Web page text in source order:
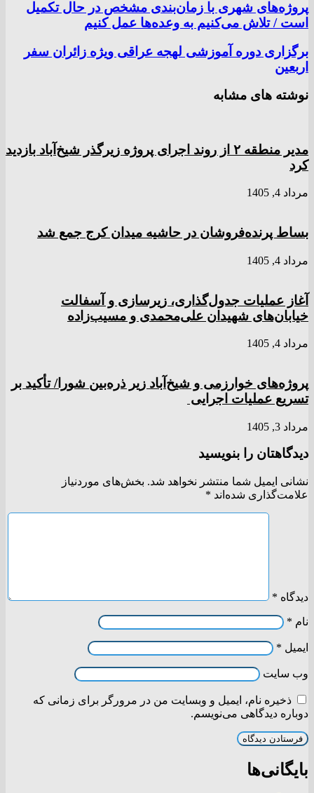
پروژه‌های شهری با زمان‌بندی مشخص در حال تکمیل
است / تلاش می‌کنیم به وعده‌ها عمل کنیم
برگزاری دوره آموزشی لهجه عراقی ویژه زائران سفر
اربعین
نوشته های مشابه
مدیر منطقه ۲ از روند اجرای پروژه زیرگذر شیخ‌آباد بازدید
کرد
مرداد 4, 1405
بساط پرنده‌فروشان در حاشیه میدان کرج جمع شد
مرداد 4, 1405
آغاز عملیات جدول‌گذاری، زیرسازی و آسفالت
خیابان‌های شهیدان علی‌محمدی و مسیب‌زاده
مرداد 4, 1405
پروژه‌های خوارزمی و شیخ‌آباد زیر ذره‌بین شورا/ تأکید بر
تسریع عملیات اجرایی
مرداد 3, 1405
دیدگاهتان را بنویسید
نشانی ایمیل شما منتشر نخواهد شد. بخش‌های موردنیاز
علامت‌گذاری شده‌اند *
دیدگاه *
نام *
ایمیل *
وب‌ سایت
ذخیره نام، ایمیل و وبسایت من در مرورگر برای زمانی که
دوباره دیدگاهی می‌نویسم.
بایگانی‌ها